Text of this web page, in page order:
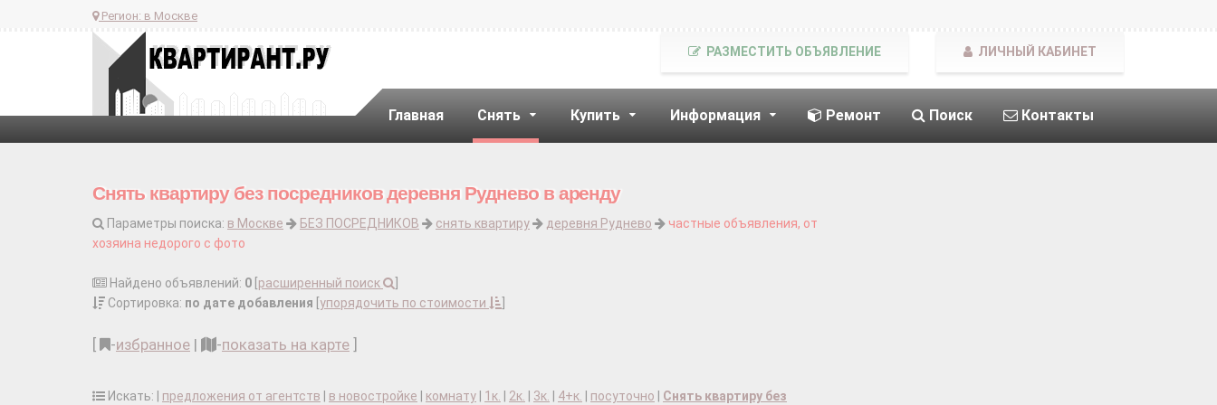
Регион: в Москве
Главная Снять Купить Информация Ремонт Поиск Контакты
РАЗМЕСТИТЬ ОБЪЯВЛЕНИЕ ЛИЧНЫЙ КАБИНЕТ
Снять квартиру без посредников деревня Руднево в аренду
Параметры поиска: в Москве БЕЗ ПОСРЕДНИКОВ снять квартиру деревня Руднево
частные объявления, от
хозяина недорого с фото
Найдено объявлений: 0 расширенный поиск
Сортировка: по дате добавления упорядочить по стоимости
-избранное | -показать на карте
Искать: | предложения от агентств в новостройке комнату 1к. 2к. 3к. 4+к. посуточно Снять квартиру без